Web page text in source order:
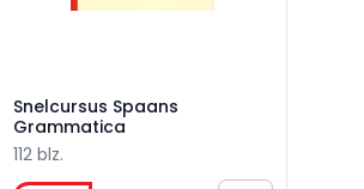
Snelcursus Spaans
Grammatica
112 blz.